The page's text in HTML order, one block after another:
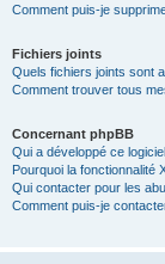
Comment puis-je
Fichiers joints
Quels fichiers joints sont
Comment trouver tous
Concernant phpBB
Qui a développé ce
Pourquoi la fonctionnalité
Qui contacter pour les
Comment puis-je